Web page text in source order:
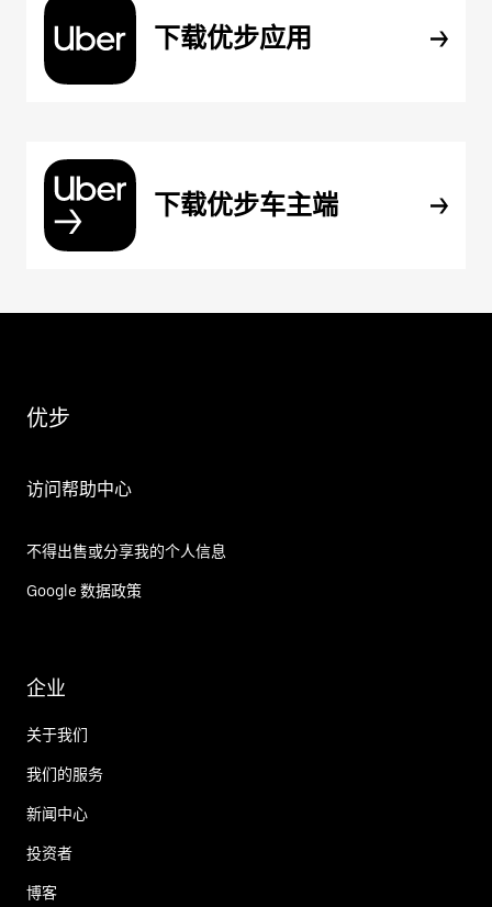
下载优步应用
下载优步车主端
优步
访问帮助中心
不得出售或分享我的个人信息
Google 数据政策
企业
关于我们
我们的服务
新闻中心
投资者
博客